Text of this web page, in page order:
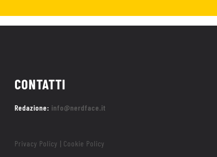
CONTATTI
Redazione: info@nerdface.it
Privacy Policy Cookie Policy